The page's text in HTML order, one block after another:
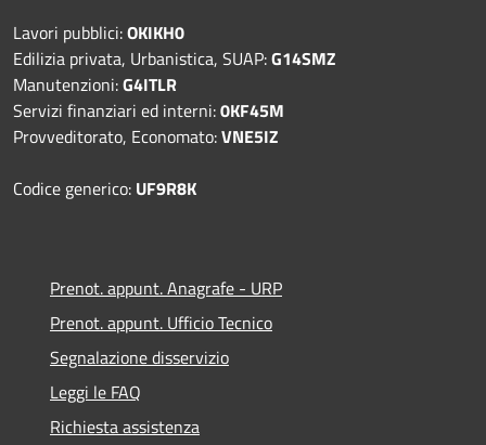
Lavori pubblici:OKIKH0
Edilizia privata, Urbanistica, SUAP:G14SMZ
Manutenzioni:G4ITLR
Servizi finanziari ed interni:0KF45M
Provveditorato, Economato:VNE5IZ
Codice generico: UF9R8K
Prenot. appunt. Anagrafe - URP
Prenot. appunt. Ufficio Tecnico
Segnalazione disservizio
Leggi le FAQ
Richiesta assistenza